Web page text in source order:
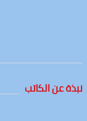
نبذة عن الكاتب